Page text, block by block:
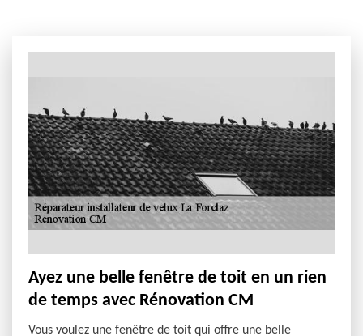
Ayez une belle fenêtre de toit en un rien
de temps avec Rénovation CM
Vous voulez une fenêtre de toit qui offre une belle